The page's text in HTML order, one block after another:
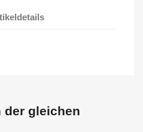
der gleichen